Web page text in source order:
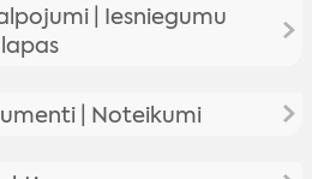
| Iesniegumu
| Noteikumi
saistošie noteikumi